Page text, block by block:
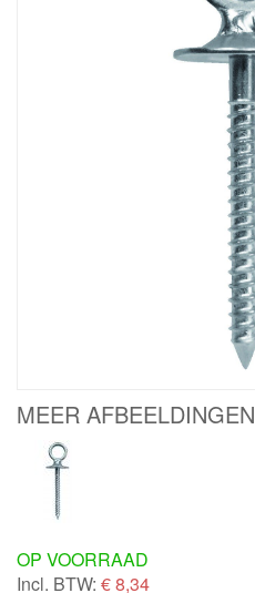
MEER AFBEELDINGEN
OP VOORRAAD
Incl. BTW: €8,34